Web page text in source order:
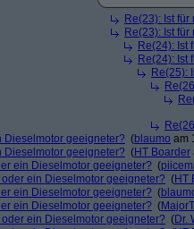
Re(23): Ist
Re(23): Ist
Re(24): Ist
Re(24): Ist
Re(25):
Dieselmotor geeigneter? (blaumo am
Dieselmotor geeigneter? (HT Boarder
ein Dieselmotor geeigneter? (
ein Dieselmotor geeigneter? (HT
ein Dieselmotor geeigneter? (
ein Dieselmotor geeigneter? (
ein Dieselmotor geeigneter? (Dr.